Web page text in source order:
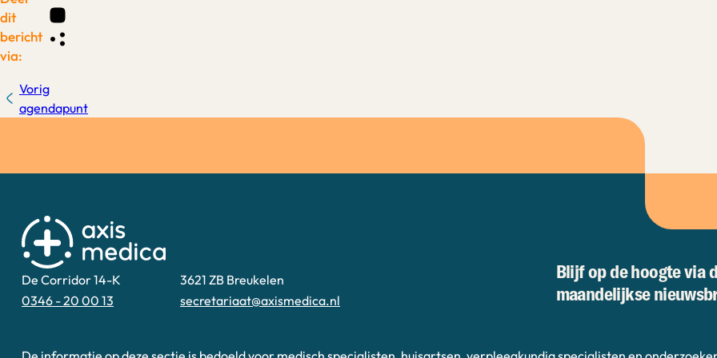
dit
bericht
via:
Vorig
agendapunt
De Corridor 14-K
3621 ZB Breukelen
0346 - 20 00 13
secretariaat@axismedica.nl
Blijf op de hoogte via
maandelijkse